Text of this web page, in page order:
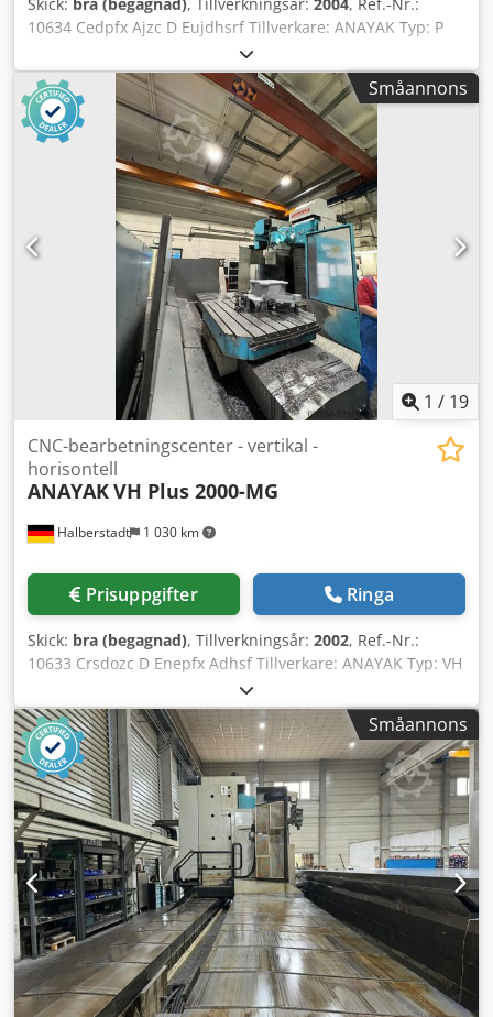
10634 Cedpfx Ajzc D Eujdhsrf Tillverkare: ANAYAK Typ: P
3200 Tillverkningsår: 2004 Styrtyp: CNC-styrning
Styrsystem: Heidenhain Lagerplats: Halberstadt
Ursprungsland: Tyskland X-rörelse: 3200 mm Y-rörelse:
1400 mm Z-rörelse: 750 mm Bordstorlek (lxb): 3200 x 1400
mm Spindelgångtid: 23.291 h Styrning på: 83.301 h Maskin
på: 73.907 h Programmets körtid: 27.807 h
Småannons
1 / 19
Halberstadt 1 030 km
CNC-bearbetningscenter - vertikal -
horisontell
ANAYAKVH Plus 2000-MG
Prisuppgifter Ringa
Skick: bra (begagnad), Tillverkningsår: 2002, Ref.-Nr.:
10633 Crsdozc D Enepfx Adhsf Tillverkare: ANAYAK Typ: VH
Plus 2000-MG Tillverkningsår: 2002 Styrningstyp: CNC-
styrning Styrsystem: Heidenhain Lagringsplats:
Halberstadt Ursprungsland: Tyskland Serienummer:
M200XXX X-axel: 2000 mm Y-axel: 1500 mm Z-axel: 1500
mm Antal stationer: 90 Styrning på: 106.253 h Maskin på:
93.170 h Programtid: 41.859 h Huvud och rundbord: 1600 x
1450 mm
Småannons